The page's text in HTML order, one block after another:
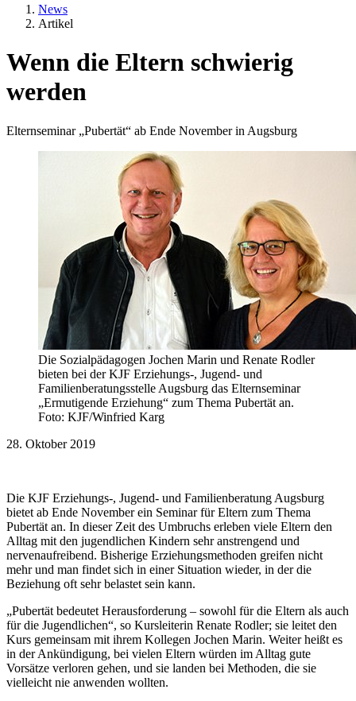
News
Artikel
Wenn die Eltern schwierig
werden
Elternseminar „Pubertät“ ab Ende November in Augsburg
Die Sozialpädagogen Jochen Marin und Renate Rodler
bieten bei der KJF Erziehungs-, Jugend- und
Familienberatungsstelle Augsburg das Elternseminar
„Ermutigende Erziehung“ zum Thema Pubertät an.
Foto: KJF/Winfried Karg
28. Oktober 2019
Die KJF Erziehungs-, Jugend- und Familienberatung Augsburg
bietet ab Ende November ein Seminar für Eltern zum Thema
Pubertät an. In dieser Zeit des Umbruchs erleben viele Eltern den
Alltag mit den jugendlichen Kindern sehr anstrengend und
nervenaufreibend. Bisherige Erziehungsmethoden greifen nicht
mehr und man findet sich in einer Situation wieder, in der die
Beziehung oft sehr belastet sein kann.
„Pubertät bedeutet Herausforderung – sowohl für die Eltern als auch
für die Jugendlichen“, so Kursleiterin Renate Rodler; sie leitet den
Kurs gemeinsam mit ihrem Kollegen Jochen Marin. Weiter heißt es
in der Ankündigung, bei vielen Eltern würden im Alltag gute
Vorsätze verloren gehen, und sie landen bei Methoden, die sie
vielleicht nie anwenden wollten.